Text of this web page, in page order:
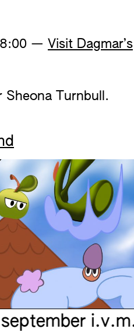
— Visit Dagmar’s
Sheona Turnbull.
i.v.m.